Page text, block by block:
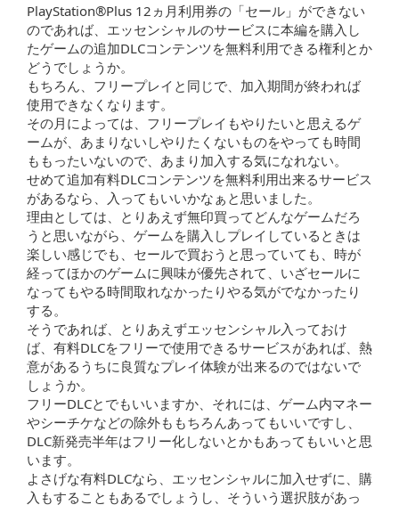
PlayStation®Plus 12ヵ月利用券の「セール」ができない
のであれば、エッセンシャルのサービスに本編を購入し
たゲームの追加DLCコンテンツを無料利用できる権利とか
どうでしょうか。
もちろん、フリープレイと同じで、加入期間が終われば
使用できなくなります。
その月によっては、フリープレイもやりたいと思えるゲ
ームが、あまりないしやりたくないものをやっても時間
ももったいないので、あまり加入する気になれない。
せめて追加有料DLCコンテンツを無料利用出来るサービス
があるなら、入ってもいいかなぁと思いました。
理由としては、とりあえず無印買ってどんなゲームだろ
うと思いながら、ゲームを購入しプレイしているときは
楽しい感じでも、セールで買おうと思っていても、時が
経ってほかのゲームに興味が優先されて、いざセールに
なってもやる時間取れなかったりやる気がでなかったり
する。
そうであれば、とりあえずエッセンシャル入っておけ
ば、有料DLCをフリーで使用できるサービスがあれば、熱
意があるうちに良質なプレイ体験が出来るのではないで
しょうか。
フリーDLCとでもいいますか、それには、ゲーム内マネー
やシーチケなどの除外ももちろんあってもいいですし、
DLC新発売半年はフリー化しないとかもあってもいいと思
います。
よさげな有料DLCなら、エッセンシャルに加入せずに、購
入もすることもあるでしょうし、そういう選択肢があっ